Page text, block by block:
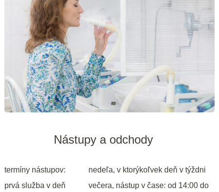
Nástupy a odchody
termíny nástupov:
nedeľa, v ktorýkoľvek deň v týždni
prvá služba v deň
večera, nástup v čase: od 14:00 do